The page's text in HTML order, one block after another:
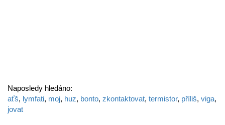
Naposledy hledáno:
aťš, lymfati, moj, huz, bonto, zkontaktovat, termistor, příliš, viga,
jovat